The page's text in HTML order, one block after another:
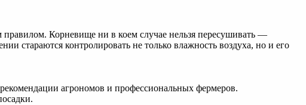
Корневище ни в коем случае нельзя пересушивать —
стараются контролировать не только влажность воздуха, но и его
агрономов и профессиональных фермеров.